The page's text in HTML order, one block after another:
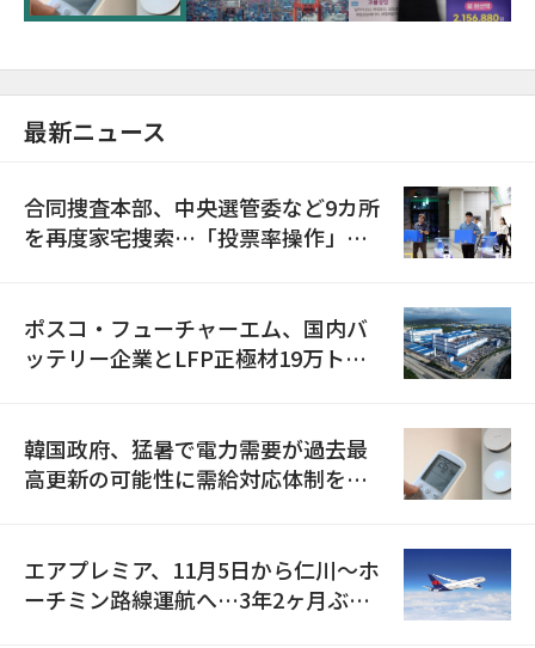
最新ニュース
合同捜査本部、中央選管委など9カ所
を再度家宅捜索…「投票率操作」の
ポスコ・フューチャーエム、国内バ
ッテリー企業とLFP正極材19万トン
韓国政府、猛暑で電力需要が過去最
高更新の可能性に需給対応体制を点
エアプレミア、11月5日から仁川〜ホ
ーチミン路線運航へ…3年2ヶ月ぶり